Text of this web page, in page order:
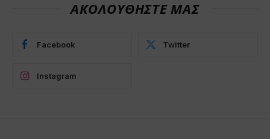
ΑΚΟΛΟΥΘΗΣΤΕ ΜΑΣ
Facebook Twitter
Instagram